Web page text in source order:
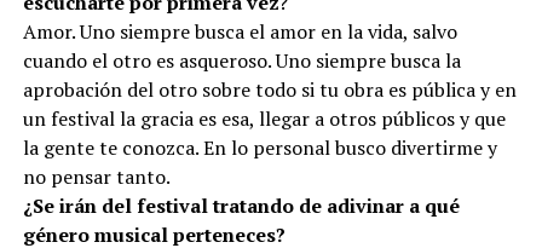
Amor. Uno siempre busca el amor en la vida, salvo
cuando el otro es asqueroso. Uno siempre busca la
aprobación del otro sobre todo si tu obra es pública y en
un festival la gracia es esa, llegar a otros públicos y que
la gente te conozca. En lo personal busco divertirme y
no pensar tanto.
¿Se irán del festival tratando de adivinar a qué
género musical perteneces?